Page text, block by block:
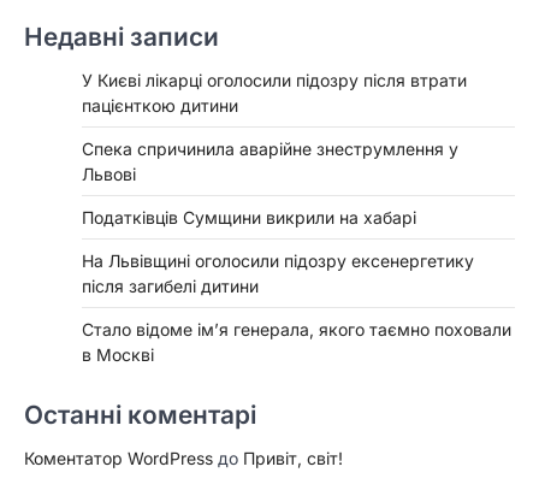
Недавні записи
У Києві лікарці оголосили підозру після втрати
пацієнткою дитини
Спека спричинила аварійне знеструмлення у
Львові
Податківців Сумщини викрили на хабарі
На Львівщині оголосили підозру ексенергетику
після загибелі дитини
Стало відоме ім’я генерала, якого таємно поховали
в Москві
Останні коментарі
Коментатор WordPress до Привіт, світ!